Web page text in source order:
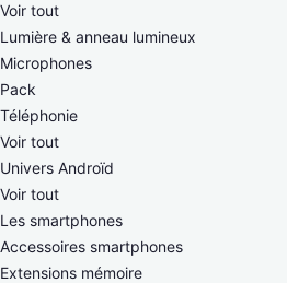
Voir tout
Lumière & anneau lumineux
Microphones
Pack
Téléphonie
Voir tout
Univers Androïd
Voir tout
Les smartphones
Accessoires smartphones
Extensions mémoire